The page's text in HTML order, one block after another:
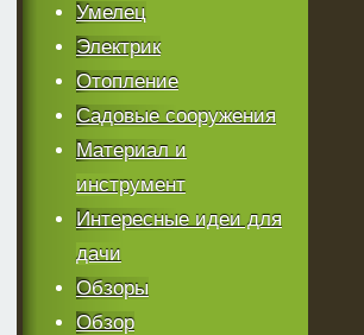
Умелец
Электрик
Отопление
Садовые сооружения
Материал и
инструмент
Интересные идеи для
дачи
Обзоры
Обзор